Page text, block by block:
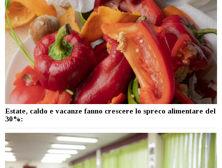
Estate, caldo e vacanze fanno crescere lo spreco alimentare del
30%: